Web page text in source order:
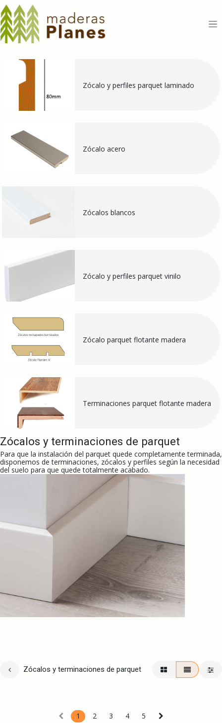
Ir al contenido
Zócalo y perfiles parquet laminado
Zócalo acero
Zócalos blancos
Zócalo y perfiles parquet vinilo
Zócalo parquet flotante madera
Terminaciones parquet flotante madera
Zócalos y terminaciones de parquet
Para que la instalación del parquet quede completamente terminada,
disponemos de terminaciones, zócalos y perfiles según la necesidad
del suelo para que quede totalmente acabado.
Zócalos y terminaciones de parquet
1 2 3 4 5